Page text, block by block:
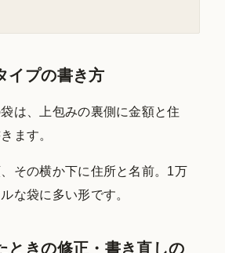
イプの書き方
は、上包みの裏側に金額と住
ます。
その横か下に住所と名前。1万
な袋に多い形です。
ときの修正・書き直しの